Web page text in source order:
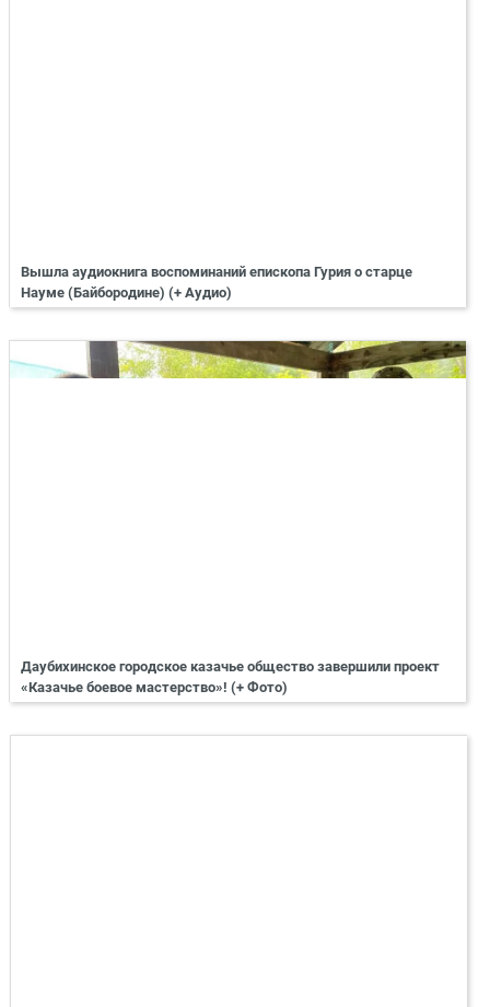
Вышла аудиокнига воспоминаний епископа Гурия о старце
Науме (Байбородине) (+ Аудио)
Даубихинское городское казачье общество завершили проект
«Казачье боевое мастерство»! (+ Фото)